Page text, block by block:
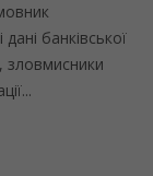
банківської
зловмисники